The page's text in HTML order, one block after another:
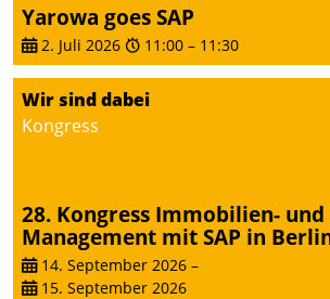
datengestützte
Entscheidungen.
Yarowa goes SAP
2. Juli 2026 11:00 – 11:30
Wir sind dabei
Kongress
28. Kongress Immobilien-
Management mit SAP in
14. September 2026 –
15. September 2026